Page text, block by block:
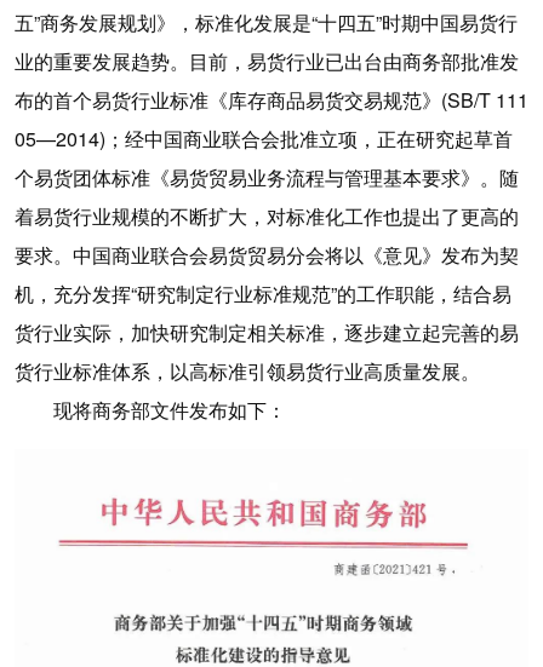
五”商务发展规划》，标准化发展是“十四五”时期中国易货行
业的重要发展趋势。目前，易货行业已出台由商务部批准发
布的首个易货行业标准《库存商品易货交易规范》(SB/T 111
05—2014)；经中国商业联合会批准立项，正在研究起草首
个易货团体标准《易货贸易业务流程与管理基本要求》。随
着易货行业规模的不断扩大，对标准化工作也提出了更高的
要求。中国商业联合会易货贸易分会将以《意见》发布为契
机，充分发挥“研究制定行业标准规范”的工作职能，结合易
货行业实际，加快研究制定相关标准，逐步建立起完善的易
货行业标准体系，以高标准引领易货行业高质量发展。
现将商务部文件发布如下：